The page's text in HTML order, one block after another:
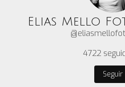
Elias Mello
4722
Seguir